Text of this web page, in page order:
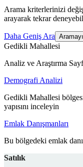
Arama kriterlerinizi
arayarak tekrar
Daha Geniş Ara
Gedikli Mahallesi
Analiz ve Araştırma
Demografi Analizi
Gedikli Mahallesi
yapısını inceleyin
Emlak Danışmanları
Bu bölgedeki emlak
Satılık